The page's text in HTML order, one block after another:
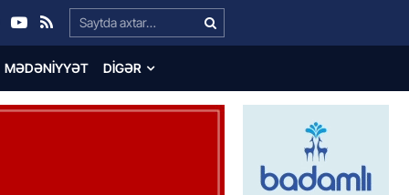
Search…
MƏDƏNIYYƏT DIGƏR